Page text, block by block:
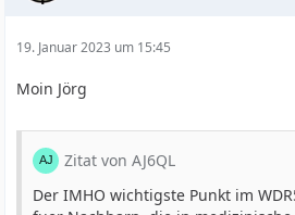
19. Januar 2023 um 15:45
Moin Jörg
Zitat von AJ6QL
Der IMHO wichtigste Punkt im